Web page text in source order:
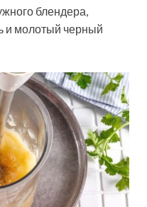
блендера,
и молотый черный